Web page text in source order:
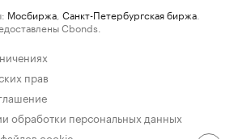
Мосбиржа Санкт-Петербургская биржа
Cbonds.
прав
обработки персональных данных